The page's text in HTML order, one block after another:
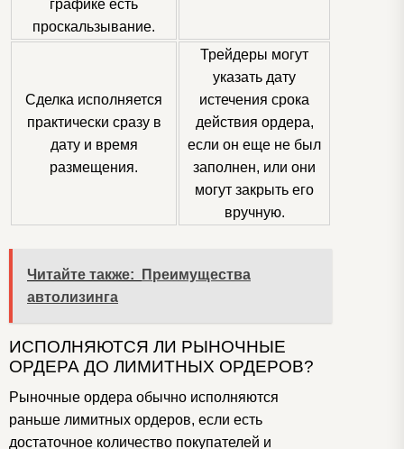
графике есть
проскальзывание.
Сделка исполняется
практически сразу в
дату и время
размещения.
Трейдеры могут
указать дату
истечения срока
действия ордера,
если он еще не был
заполнен, или они
могут закрыть его
вручную.
Читайте также:
Преимущества
автолизинга
ИСПОЛНЯЮТСЯ ЛИ РЫНОЧНЫЕ
ОРДЕРА ДО ЛИМИТНЫХ ОРДЕРОВ?
Рыночные ордера обычно исполняются
раньше лимитных ордеров, если есть
достаточное количество покупателей и